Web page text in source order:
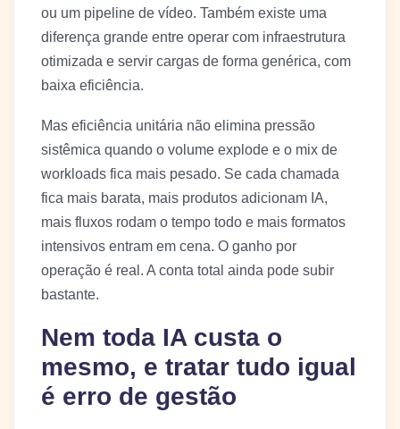
ou um pipeline de vídeo. Também existe uma
diferença grande entre operar com infraestrutura
otimizada e servir cargas de forma genérica, com
baixa eficiência.
Mas eficiência unitária não elimina pressão
sistêmica quando o volume explode e o mix de
workloads fica mais pesado. Se cada chamada
fica mais barata, mais produtos adicionam IA,
mais fluxos rodam o tempo todo e mais formatos
intensivos entram em cena. O ganho por
operação é real. A conta total ainda pode subir
bastante.
Nem toda IA custa o
mesmo, e tratar tudo igual
é erro de gestão